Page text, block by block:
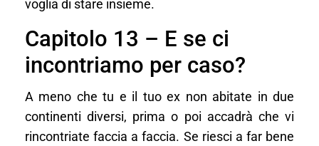
voglia di stare insieme.
Capitolo 13 – E se ci
incontriamo per caso?
A meno che tu e il tuo ex non abitate in due
continenti diversi, prima o poi accadrà che vi
rincontriate faccia a faccia. Se riesci a far bene